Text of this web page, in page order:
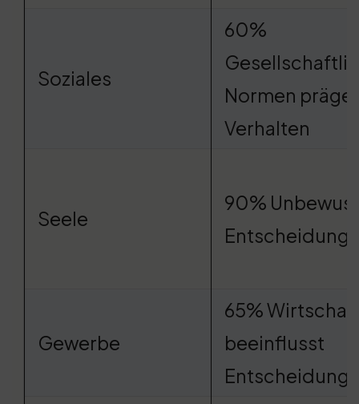
Soziales
60%
Normen
Verhalten
Seele
90%
Gewerbe
65%
beeinflusst